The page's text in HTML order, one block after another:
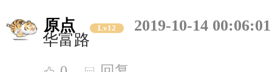
原点 Lv12
2019-10-14 00:06:01
华富路